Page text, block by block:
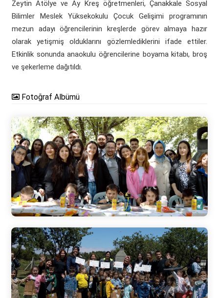
Zeytin Atölye ve Ay Kreş öğretmenleri, Çanakkale Sosyal
Bilimler Meslek Yüksekokulu Çocuk Gelişimi programının
mezun adayı öğrencilerinin kreşlerde görev almaya hazır
olarak yetişmiş olduklarını gözlemlediklerini ifade ettiler.
Etkinlik sonunda anaokulu öğrencilerine boyama kitabı, broş
ve şekerleme dağıtıldı.
Fotoğraf Albümü